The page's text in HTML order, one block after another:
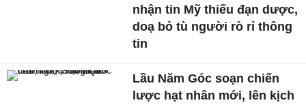
nhận tin Mỹ thiếu đạn dược,
doạ bỏ tù người rò rỉ thông
tin
Lầu Năm Góc soạn chiến
lược hạt nhân mới, lên kịch